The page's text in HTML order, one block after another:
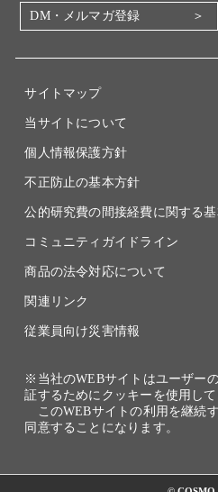
電子公告
DM・メルマガ登録
サイトマップ
当サイトについて
個人情報保護方針
不正防止の基本方針
公的研究費の間接経費に関する
コミュニティガイドライン
商品の法令対応について
関連リンク
従業員向け災害情報
※当社のWEBサイトはユーザー
証するためにクッキーを使用して
このWEBサイトの利用を継続
同意することになります。